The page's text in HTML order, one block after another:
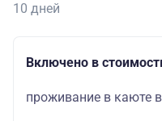
10 дней
Включено в
проживание в каюте